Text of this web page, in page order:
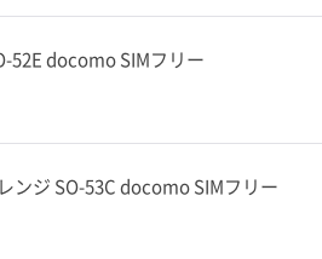
52E docomo SIMフリー
ンジ SO-53C docomo SIMフリー